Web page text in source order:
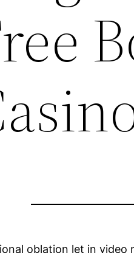
oblation let in video